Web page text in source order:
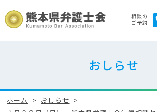
相談の
ご予約
おしらせ
ホーム
おしらせ